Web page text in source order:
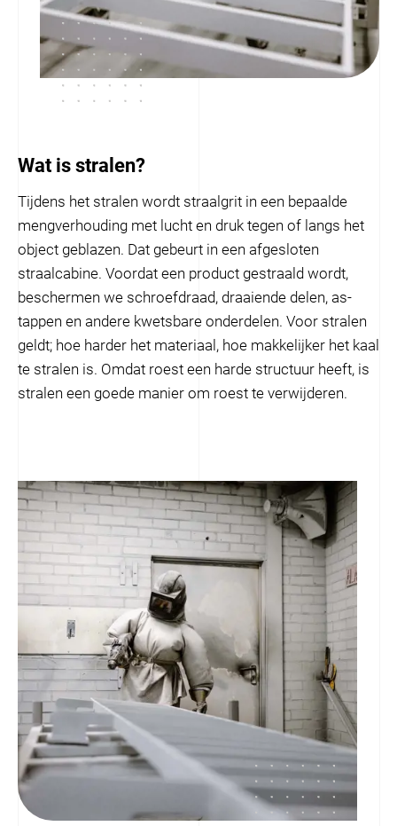
Wat is stralen?
Tijdens het stralen wordt straalgrit in een bepaalde
mengverhouding met lucht en druk tegen of langs het
object geblazen. Dat gebeurt in een afgesloten
straalcabine. Voordat een product gestraald wordt,
beschermen we schroefdraad, draaiende delen, as-
tappen en andere kwetsbare onderdelen. Voor stralen
geldt; hoe harder het materiaal, hoe makkelijker het kaal
te stralen is. Omdat roest een harde structuur heeft, is
stralen een goede manier om roest te verwijderen.